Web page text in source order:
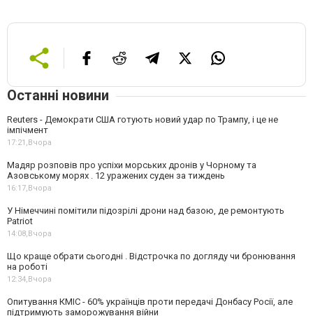
Останні новини
Reuters - Демократи США готують новий удар по Трампу, і це не
імпічмент
17:21,Вчора
Мадяр розповів про успіхи морських дронів у Чорному та
Азовському морях . 12 уражених суден за тиждень
16:17,Вчора
У Німеччині помітили підозрілі дрони над базою, де ремонтують
Patriot
14:08,Вчора
Що краще обрати сьогодні . Відстрочка по догляду чи бронювання
на роботі
12:34,Вчора
Опитування КМІС - 60% українців проти передачі Донбасу Росії, але
підтримують заморожування війни